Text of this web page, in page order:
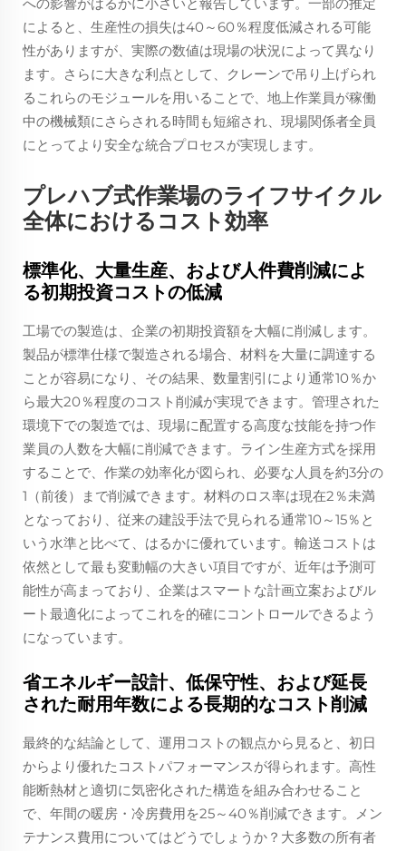
によると、生産性の損失は40～60％程度低減される可能
性がありますが、実際の数値は現場の状況によって異なり
ます。さらに大きな利点として、クレーンで吊り上げられ
るこれらのモジュールを用いることで、地上作業員が稼働
中の機械類にさらされる時間も短縮され、現場関係者全員
にとってより安全な統合プロセスが実現します。
プレハブ式作業場のライフサイクル
全体におけるコスト効率
標準化、大量生産、および人件費削減によ
る初期投資コストの低減
工場での製造は、企業の初期投資額を大幅に削減します。
製品が標準仕様で製造される場合、材料を大量に調達する
ことが容易になり、その結果、数量割引により通常10％か
ら最大20％程度のコスト削減が実現できます。管理された
環境下での製造では、現場に配置する高度な技能を持つ作
業員の人数を大幅に削減できます。ライン生産方式を採用
することで、作業の効率化が図られ、必要な人員を約3分の
1（前後）まで削減できます。材料のロス率は現在2％未満
となっており、従来の建設手法で見られる通常10～15％と
いう水準と比べて、はるかに優れています。輸送コストは
依然として最も変動幅の大きい項目ですが、近年は予測可
能性が高まっており、企業はスマートな計画立案およびル
ート最適化によってこれを的確にコントロールできるよう
になっています。
省エネルギー設計、低保守性、および延長
された耐用年数による長期的なコスト削減
最終的な結論として、運用コストの観点から見ると、初日
からより優れたコストパフォーマンスが得られます。高性
能断熱材と適切に気密化された構造を組み合わせること
で、年間の暖房・冷房費用を25～40％削減できます。メン
テナンス費用についてはどうでしょうか？大多数の所有者